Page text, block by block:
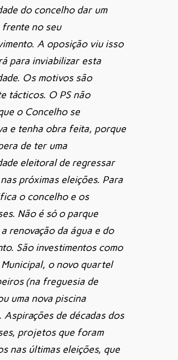
do concelho dar um
frente no seu
A oposição viu isso
para inviabilizar esta
Os motivos são
tácticos. O PS não
o Concelho se
e tenha obra feita, porque
de ter uma
eleitoral de regressar
próximas eleições. Para
o concelho e os
Não é só o parque
renovação da água e do
São investimentos como
o novo quartel
(na freguesia de
uma nova piscina
Aspirações de décadas dos
projetos que foram
nas últimas eleições, que